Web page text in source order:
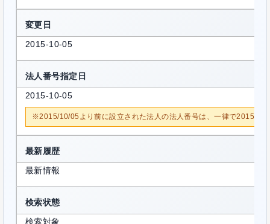
変更日
2015-10-05
法人番号指定日
2015-10-05
※2015/10/05より前に設立された法人の法人番号は、一律で2015/10/
最新履歴
最新情報
検索状態
検索対象